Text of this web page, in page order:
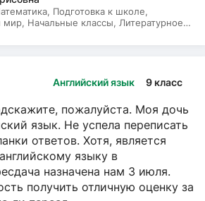
Подготовка к школе,
Начальные классы, Литературное
Английский язык 9 класс
пожалуйста. Моя дочь
язык. Не успела переписать
ответов. Хотя, является
языку в
назначена нам 3 июля.
получить отличную оценку за